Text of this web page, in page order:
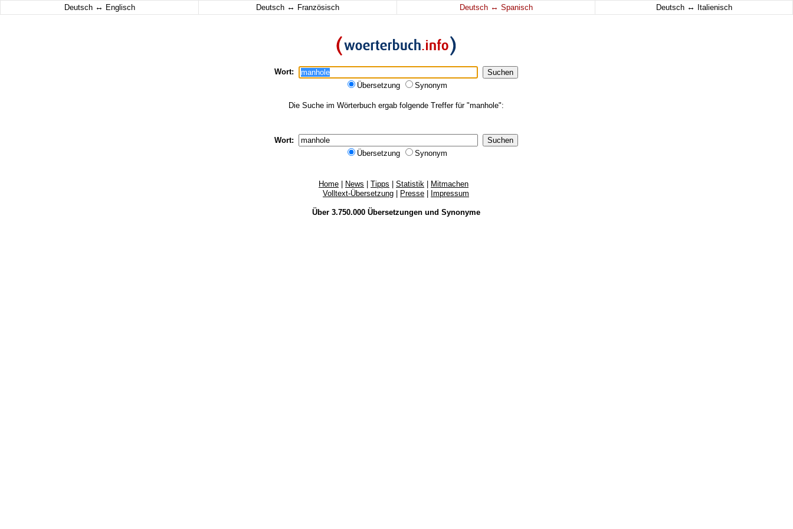
Deutsch ↔ Englisch Deutsch ↔ Französisch Deutsch ↔ Spanisch Deutsch ↔ Italienisch
Wort:
Übersetzung
Synonym
Die Suche im Wörterbuch ergab folgende Treffer für "manhole":
Wort:
Übersetzung
Synonym
Home News Tipps Statistik
Mitmachen
Volltext-Übersetzung
Presse Impressum
Über 3.750.000 Übersetzungenund Synonyme